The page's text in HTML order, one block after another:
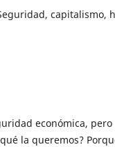
capitalismo,
económica,
la queremos?